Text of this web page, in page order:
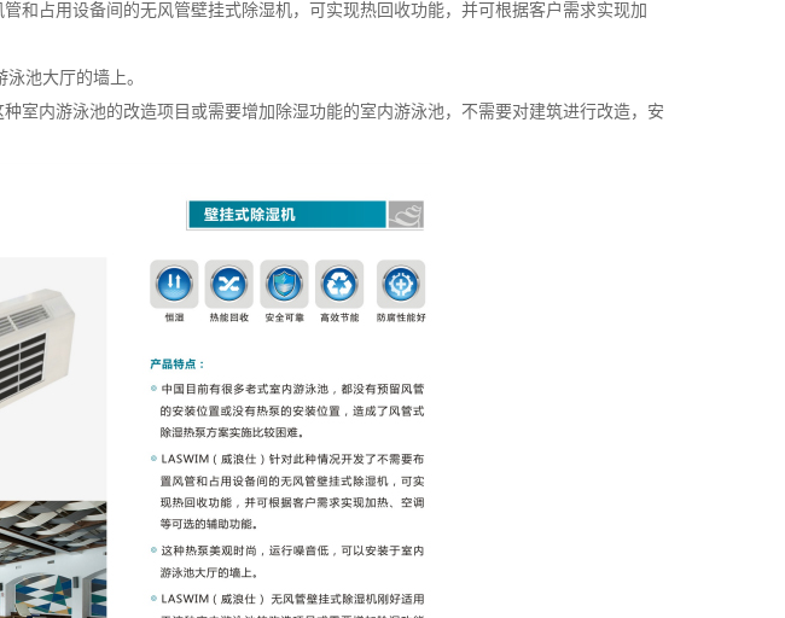
和占用设备间的无风管壁挂式除湿机，可实现热回收功能，并可根据客户需求实现加
池大厅的墙上。
室内游泳池的改造项目或需要增加除湿功能的室内游泳池，不需要对建筑进行改造，安